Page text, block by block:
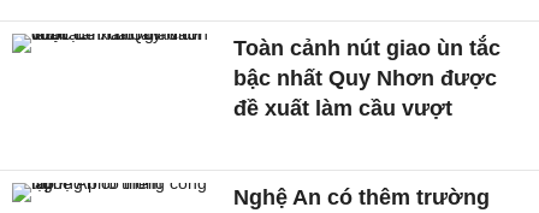
Toàn cảnh nút giao ùn tắc
bậc nhất Quy Nhơn được
đề xuất làm cầu vượt
Nghệ An có thêm trường